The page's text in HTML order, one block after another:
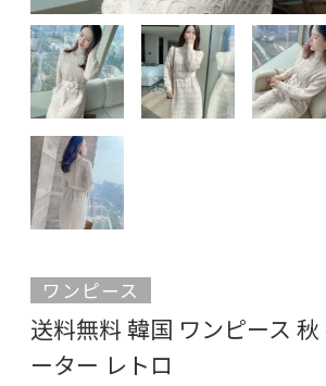
ワンピース
送料無料 韓国 ワンピース
ーター レトロ